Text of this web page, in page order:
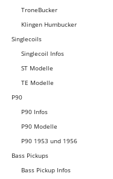
TroneBucker
Klingen Humbucker
Singlecoils
Singlecoil Infos
ST Modelle
TE Modelle
P90
P90 Infos
P90 Modelle
P90 1953 und 1956
Bass Pickups
Bass Pickup Infos